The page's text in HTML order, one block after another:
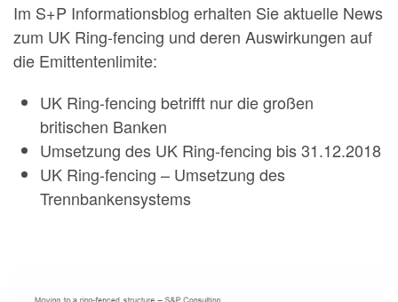
Im S+P Informationsblog erhalten Sie aktuelle News
zum UK Ring-fencing und deren Auswirkungen auf
die Emittentenlimite:
UK Ring-fencing betrifft nur die großen
britischen Banken
Umsetzung des UK Ring-fencing bis 31.12.2018
UK Ring-fencing – Umsetzung des
Trennbankensystems